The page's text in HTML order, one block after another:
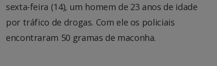
sexta-feira (14), um homem de 23 anos de idade
por tráfico de drogas. Com ele os policiais
encontraram 50 gramas de maconha.